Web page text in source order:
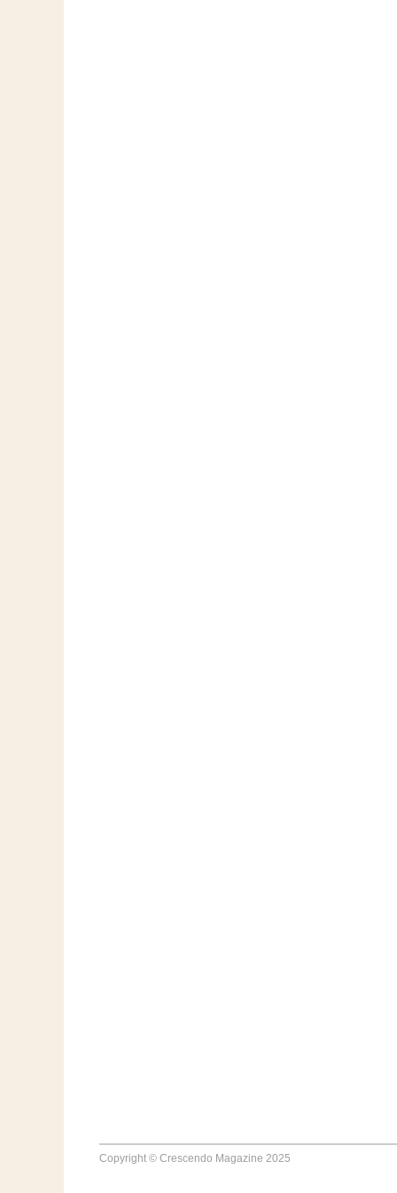
Copyright © Crescendo Magazine 2025